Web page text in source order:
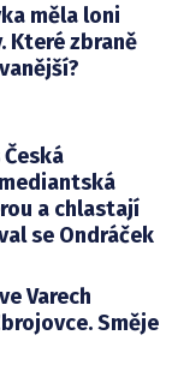
měla loni
Které zbraně
a chlastají
se Ondráček
Varech
Směje